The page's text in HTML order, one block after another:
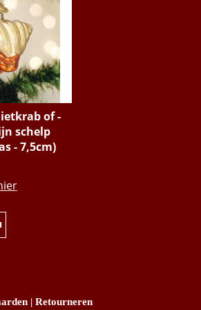
of -
schelp
- 7,5cm)
| Retourneren